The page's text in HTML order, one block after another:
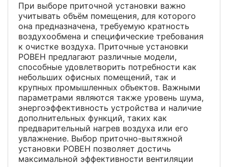
При выборе приточной установки важно
учитывать объём помещения, для которого
она предназначена, требуемую кратность
воздухообмена и специфические требования
к очистке воздуха. Приточные установки
РОВЕН предлагают различные модели,
способные удовлетворить потребности как
небольших офисных помещений, так и
крупных промышленных объектов. Важными
параметрами являются также уровень шума,
энергоэффективность устройства и наличие
дополнительных функций, таких как
предварительный нагрев воздуха или его
увлажнение. Выбор приточно-вытяжной
установки РОВЕН позволяет достичь
максимальной эффективности вентиляции